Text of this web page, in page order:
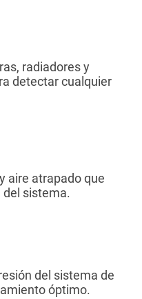
radiadores y
detectar cualquier
aire atrapado que
sistema.
del sistema de
óptimo.